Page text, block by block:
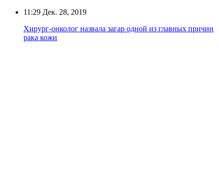
11:29 Дек. 28, 2019
Хирург-онколог назвала загар одной из главных причин
рака кожи